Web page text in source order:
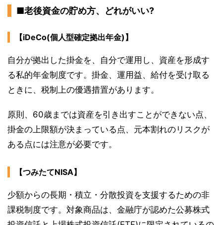
■老後資金の貯め方、どれがいい?
【iDeCo(個人型確定拠出年金)】
自分が拠出した掛金を、自分で運用し、資産を形成す
る私的年金制度です。掛金、運用益、給付を受け取る
ときに、税制上の優遇措置があります。
原則、60歳までは資産を引き出すことができない点、
掛金の上限額が決まっている点、元本割れのリスクが
ある点には注意が必要です。
【つみたてNISA】
少額からの長期・積立・分散投資を支援するための非
課税制度です。対象商品は、金融庁が認めた公募株式